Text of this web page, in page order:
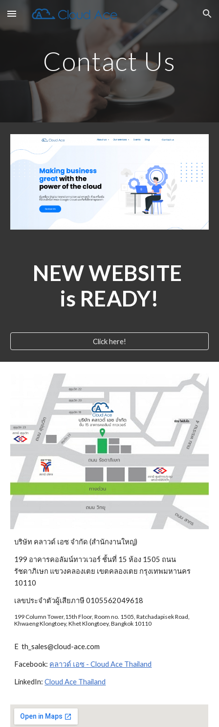
Skip to main content Skip to navigation
Contact Us
NEW WEBSITE
is READY!
Click here!
บริษัท คลาวด์ เอซ จำกัด (สำนักงานใหญ่)
199 อาคารคอลัมน์ทาวเวอร์ ชั้นที่ 15 ห้อง 1505 ถนน
รัชดาภิเษก แขวงคลองเตย เขตคลองเตย กรุงเทพมหานคร
10110
เลขประจำตัวผู้เสียภาษี 0105562049618
199 Column Tower,15th Floor, Room no. 1505, Ratchadapisek Road,
Khwaeng Klongtoey, Khet Klongtoey, Bangkok 10110
E  th_sales@cloud-ace.com
Facebook: คลาวด์ เอซ - Cloud Ace Thailand
LinkedIn: Cloud Ace Thailand